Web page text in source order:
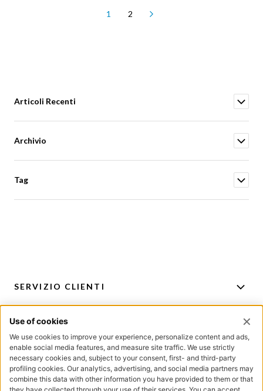
Attualmente stai leggendo la pagina
1 Pagina
2
Articoli Recenti
Archivio
Tag
SERVIZIO CLIENTI
PER CONSIGLI E ACQUISTI